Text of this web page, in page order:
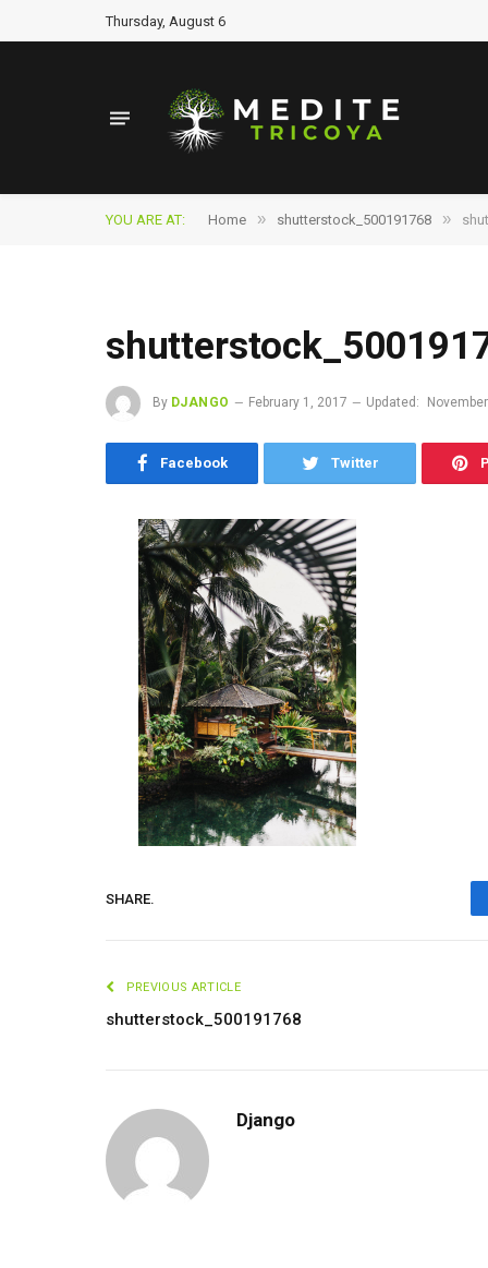
Thursday, August 6
YOU ARE AT: Home » shutterstock_500191768 »
By DJANGO February 1, 2017 Updated:
Facebook Twitter
SHARE.
PREVIOUS ARTICLE
shutterstock_500191768
Django